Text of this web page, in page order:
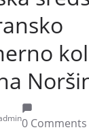
0 Comments